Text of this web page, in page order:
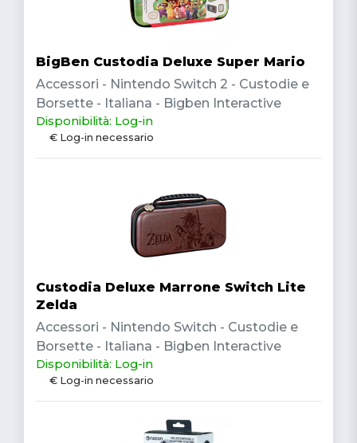
BigBen Custodia Deluxe Super Mario
Accessori - Nintendo Switch 2 - Custodie e
Borsette - Italiana - Bigben Interactive
Disponibilità: Log-in
€ Log-in necessario
Custodia Deluxe Marrone Switch Lite
Zelda
Accessori - Nintendo Switch - Custodie e
Borsette - Italiana - Bigben Interactive
Disponibilità: Log-in
€ Log-in necessario